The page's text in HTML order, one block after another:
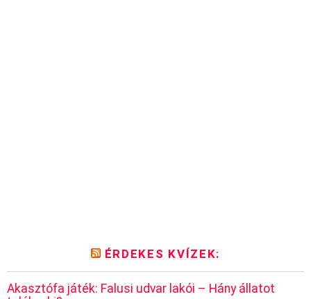
ÉRDEKES KVÍZEK:
Akasztófa játék: Falusi udvar lakói – Hány állatot